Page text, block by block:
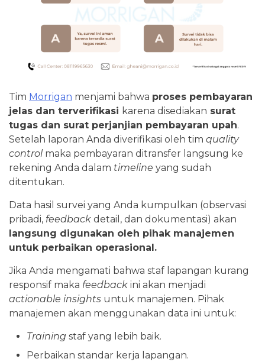
Tim Morrigan menjami bahwa proses pembayaran
jelas dan terverifikasi karena disediakan surat
tugas dan surat perjanjian pembayaran upah.
Setelah laporan Anda diverifikasi oleh tim quality
control maka pembayaran ditransfer langsung ke
rekening Anda dalam timeline yang sudah
ditentukan.
Data hasil survei yang Anda kumpulkan (observasi
pribadi, feedback detail, dan dokumentasi) akan
langsung digunakan oleh pihak manajemen
untuk perbaikan operasional.
Jika Anda mengamati bahwa staf lapangan kurang
responsif maka feedback ini akan menjadi
actionable insights untuk manajemen. Pihak
manajemen akan menggunakan data ini untuk:
Training staf yang lebih baik.
Perbaikan standar kerja lapangan.